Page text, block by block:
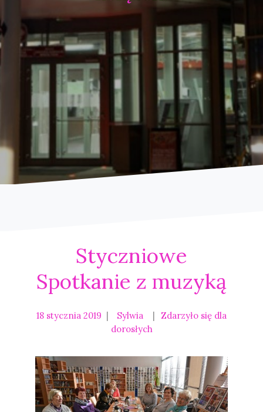
Styczniowe
Spotkanie z muzyką
18 stycznia 2019 Sylwia
Zdarzyło się dla
dorosłych